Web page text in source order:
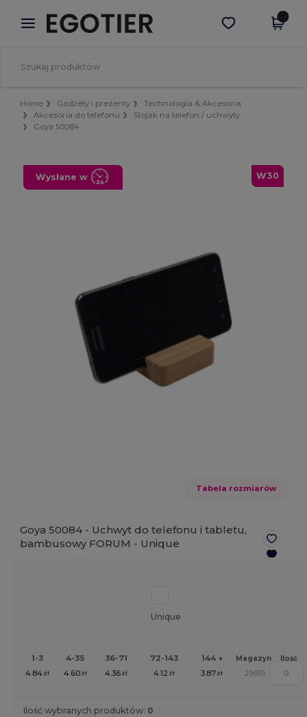
× Aplikacja Egotier
Lepsze ceny w aplikacji!
Pobierz app
Home Gadżety i prezenty
Technologia & Akcesoria
Akcesoria do telefonu
Stojak na telefon / uchwyty
Goya 50084
W30
Wysłane w
Tabela rozmiarów
Goya 50084 - Uchwyt do telefonu i tabletu,
bambusowy FORUM - Unique
Unique
1-3 4-35 36-71 72-143 144 + Magazyn Ilość
4.84zł 4.60zł 4.36zł 4.12zł 3.87zł 29951
Ilość wybranych produktów: 0